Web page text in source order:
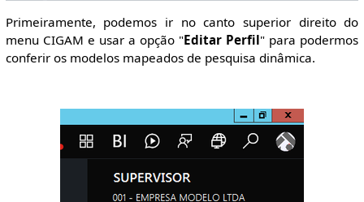
Primeiramente, podemos ir no canto superior direito do
menu CIGAM e usar a opção "Editar Perfil" para podermos
conferir os modelos mapeados de pesquisa dinâmica.